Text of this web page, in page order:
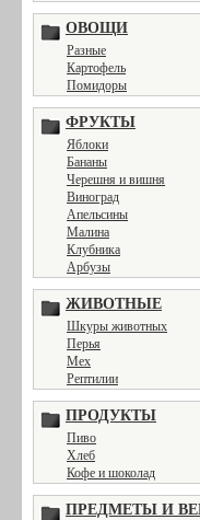
ОВОЩИ
Разные
Картофель
Помидоры
ФРУКТЫ
Яблоки
Бананы
Черешня и вишня
Виноград
Апельсины
Малина
Клубника
Арбузы
ЖИВОТНЫЕ
Шкуры животных
Перья
Мех
Рептилии
ПРОДУКТЫ
Пиво
Хлеб
Кофе и шоколад
ПРЕДМЕТЫ И